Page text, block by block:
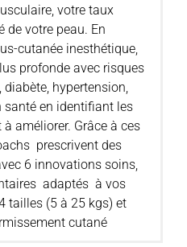
votre taux
de votre peau. En
cutanée inesthétique,
profonde avec risques
hypertension,
santé en identifiant les
améliorer. Grâce à ces
prescrivent des
6 innovations soins,
adaptés à vos
tailles (5 à 25 kgs) et
cutané